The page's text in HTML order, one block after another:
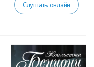
Слушать онлайн